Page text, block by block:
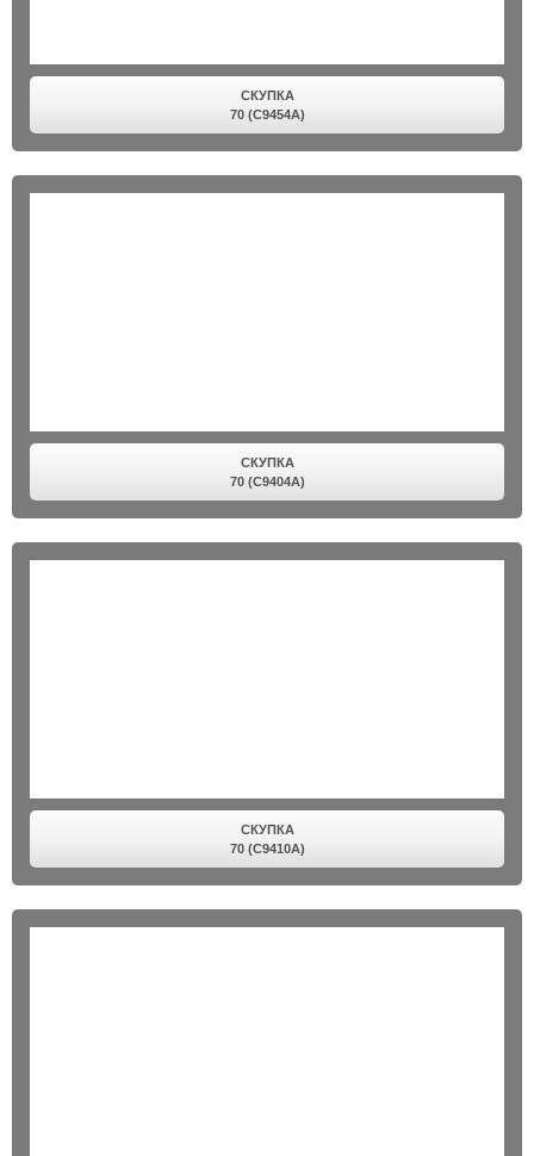
СКУПКА
70 (C9454A)
СКУПКА
70 (C9404A)
СКУПКА
70 (C9410A)